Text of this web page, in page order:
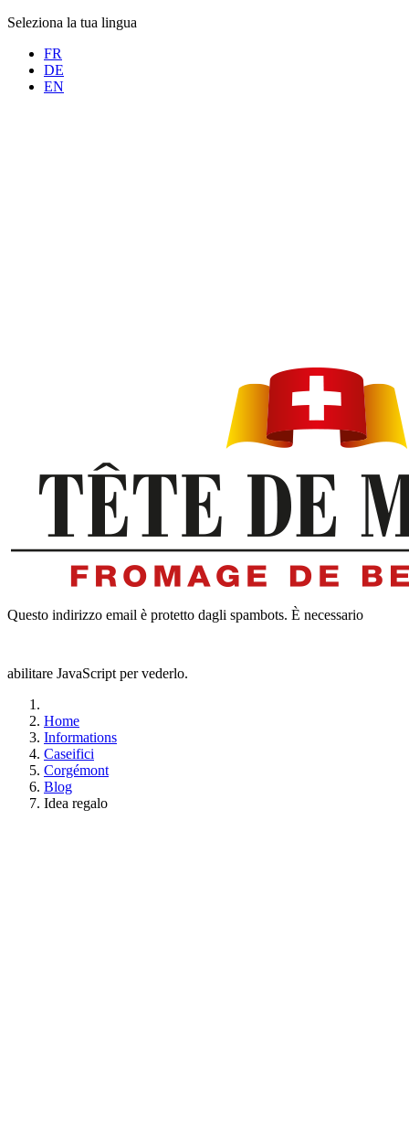
Seleziona la tua lingua
FR
DE
EN
Questo indirizzo email è protetto dagli spambots. È necessario
abilitare JavaScript per vederlo.
Home
Informations
Caseifici
Corgémont
Blog
Idea regalo